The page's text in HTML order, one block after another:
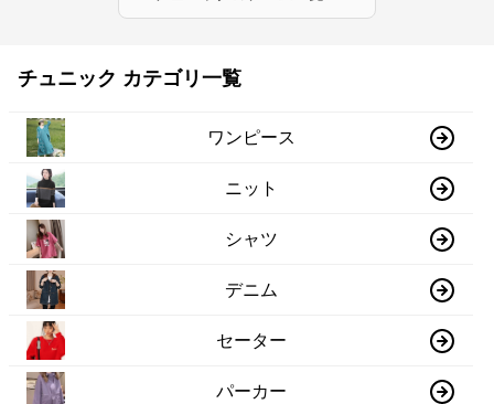
チュニック カテゴリ一覧
ワンピース
ニット
シャツ
デニム
セーター
パーカー